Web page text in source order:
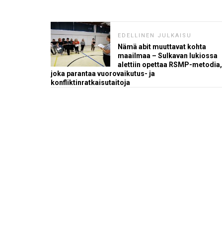
EDELLINEN JULKAISU
Nämä abit muuttavat kohta
maailmaa – Sulkavan lukiossa
alettiin opettaa RSMP-metodia,
joka parantaa vuorovaikutus- ja
konfliktinratkaisutaitoja